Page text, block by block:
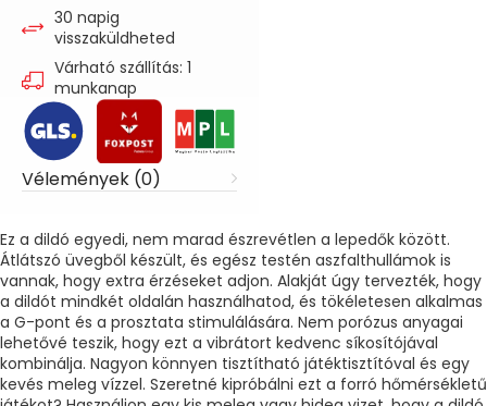
30 napig
visszaküldheted
Várható szállítás: 1
munkanap
Vélemények (0)
Ez a dildó egyedi, nem marad észrevétlen a lepedők között.
Átlátszó üvegből készült, és egész testén aszfalthullámok is
vannak, hogy extra érzéseket adjon. Alakját úgy tervezték, hogy
a dildót mindkét oldalán használhatod, és tökéletesen alkalmas
a G-pont és a prosztata stimulálására. Nem porózus anyagai
lehetővé teszik, hogy ezt a vibrátort kedvenc síkosítójával
kombinálja. Nagyon könnyen tisztítható játéktisztítóval és egy
kevés meleg vízzel. Szeretné kipróbálni ezt a forró hőmérsékletű